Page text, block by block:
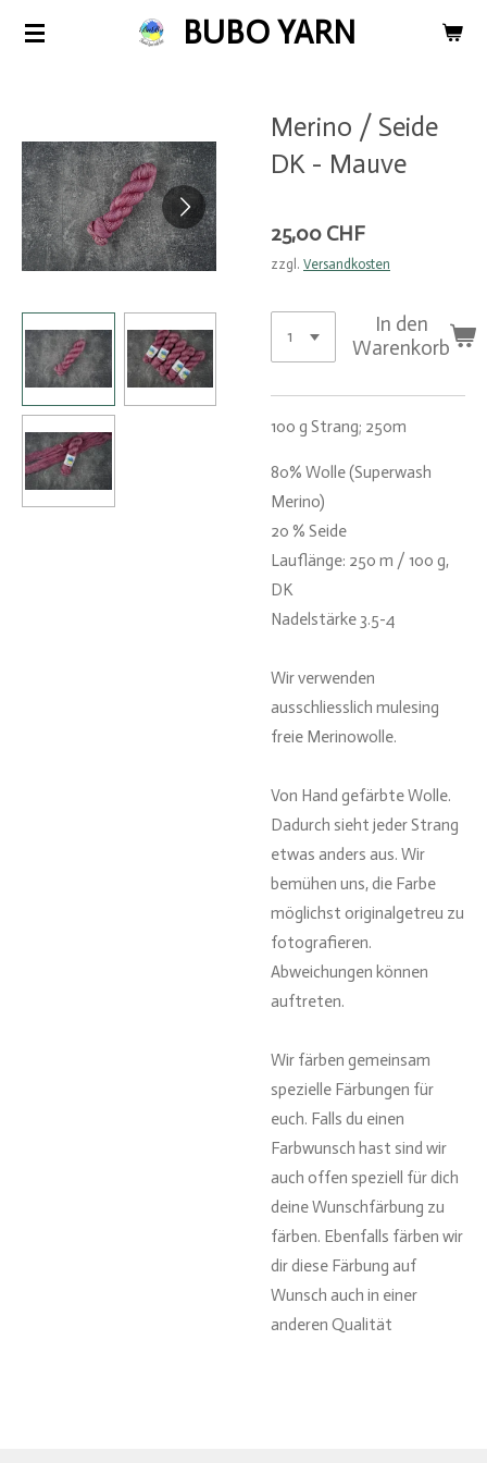
Zum
BUBO YARN
Merino / Seide
DK - Mauve
25,00 CHF
zzgl. Versandkosten
In den
Warenkorb
100 g Strang; 250m
80% Wolle (Superwash
Merino)
20 % Seide
Lauflänge: 250 m / 100 g,
DK
Nadelstärke 3.5-4
Wir verwenden
ausschliesslich mulesing
freie Merinowolle.
Von Hand gefärbte Wolle.
Dadurch sieht jeder Strang
etwas anders aus. Wir
bemühen uns, die Farbe
möglichst originalgetreu zu
fotografieren.
Abweichungen können
auftreten.
Wir färben gemeinsam
spezielle Färbungen für
euch. Falls du einen
Farbwunsch hast sind wir
auch offen speziell für dich
deine Wunschfärbung zu
färben. Ebenfalls färben wir
dir diese Färbung auf
Wunsch auch in einer
anderen Qualität